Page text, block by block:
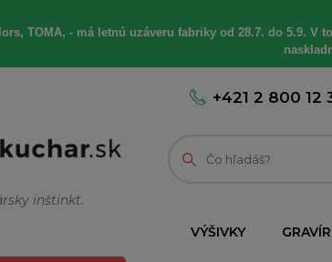
TOMA, - má letnú uzáveru fabriky od 28.7. do 5.9.
inštinkt.
+421 2 800 12
VÝŠIVKY